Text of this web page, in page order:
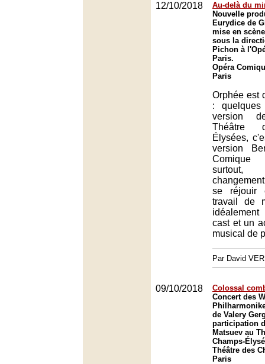
12/10/2018
Au-delà du
Nouvelle
Eurydice de
mise en
sous la
Pichon à
Paris.
Opéra
Paris
Orphée est
:
version
Théâtre
Élysées,
version
surtout,
se réjouir
travail de
cast et un
musical de
Par David
09/10/2018
Colossal
Concert des
de Valery
participation
Matsuev au
Champs-
Théâtre des
Paris